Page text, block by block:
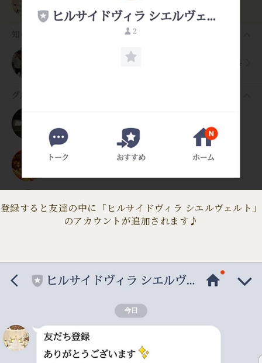
登録すると友達の中に「ヒルサイドヴィラ シエルヴェルト」
のアカウントが追加されます♪